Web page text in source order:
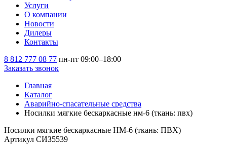
Услуги
О компании
Новости
Дилеры
Контакты
8 812 777 08 77 пн-пт 09:00–18:00
Заказать звонок
Главная
Каталог
Аварийно-спасательные средства
Носилки мягкие бескаркасные нм-6 (ткань: пвх)
Носилки мягкие бескаркасные НМ-6 (ткань: ПВХ)
Артикул СИЗ5539